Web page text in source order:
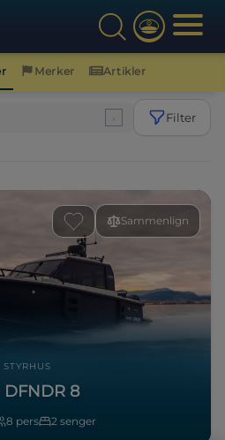
Merker Artikler
Filter
Sammenlign
STYRHUS
DFNDR 8
8 pers 2 senger